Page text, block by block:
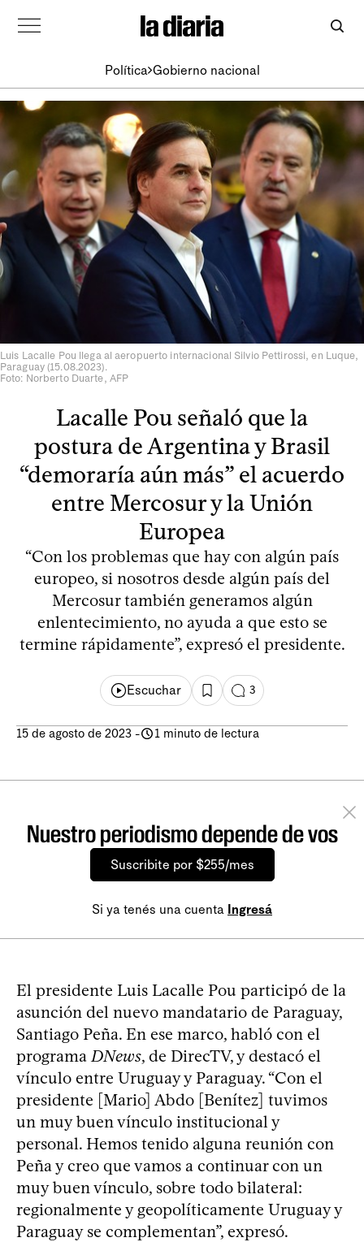
Política Gobierno nacional
Luis Lacalle Pou llega al aeropuerto internacional Silvio Pettirossi, en Luque,
Paraguay (15.08.2023).
Foto: Norberto Duarte, AFP
Lacalle Pou señaló que la
postura de Argentina y Brasil
“demoraría aún más” el acuerdo
entre Mercosur y la Unión
Europea
“Con los problemas que hay con algún país
europeo, si nosotros desde algún país del
Mercosur también generamos algún
enlentecimiento, no ayuda a que esto se
termine rápidamente”, expresó el presidente.
Escuchar 3
15 de agosto de 2023 - 1 minuto de lectura
Nuestro periodismo depende de vos
Suscribite por $255/mes
Si ya tenés una cuenta Ingresá
El presidente Luis Lacalle Pou participó de la
asunción del nuevo mandatario de Paraguay,
Santiago Peña. En ese marco, habló con el
programa DNews, de DirecTV, y destacó el
vínculo entre Uruguay y Paraguay. “Con el
presidente [Mario] Abdo [Benítez] tuvimos
un muy buen vínculo institucional y
personal. Hemos tenido alguna reunión con
Peña y creo que vamos a continuar con un
muy buen vínculo, sobre todo bilateral:
regionalmente y geopolíticamente Uruguay y
Paraguay se complementan”, expresó.